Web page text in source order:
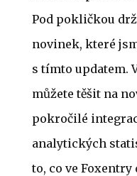
Pod pokličkou
novinek, které
s tímto updatem.
můžete těšit na
pokročilé
analytických
to, co ve Foxentry